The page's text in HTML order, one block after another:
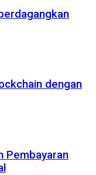
dengan
Pembayaran